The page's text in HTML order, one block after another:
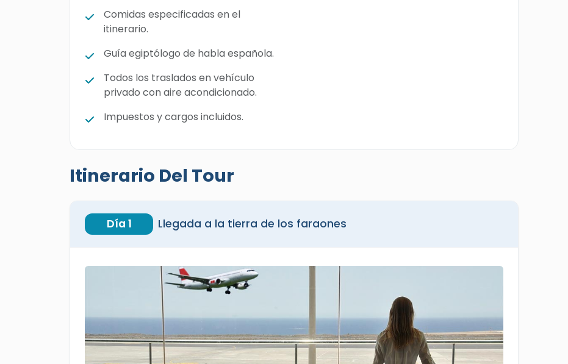
Comidas especificadas en el
itinerario.
Guía egiptólogo de habla española.
Todos los traslados en vehículo
privado con aire acondicionado.
Impuestos y cargos incluidos.
Itinerario Del Tour
Día 1 Llegada a la tierra de los faraones